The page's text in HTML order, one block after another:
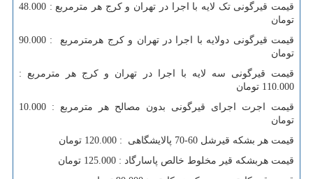
قیمت قیرگونی تک لایه با اجرا در تهران و کرج هر مترمربع : 48.000
تومان
قیمت قیرگونی دولایه با اجرا در تهران و کرج هرمترمربع : 90.000
تومان
قیمت قیرگونی سه لایه با اجرا در تهران و کرج هر مترمربع :
110.000 تومان
قیمت اجرت اجرای قیرگونی بدون مصالح هر مترمربع : 10.000
تومان
قیمت هر بشکه قیرشل 60-70 پالایشگاهی : 120.000 تومان
قیمت هربشکه قیر مخلوط خالص پاسارگاد : 125.000 تومان